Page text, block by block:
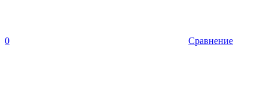
0 Сравнение